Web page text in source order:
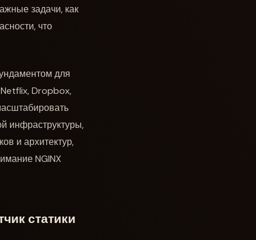
задачи, как
что
для
Dropbox,
инфраструктуры,
и архитектур,
NGINX
статики